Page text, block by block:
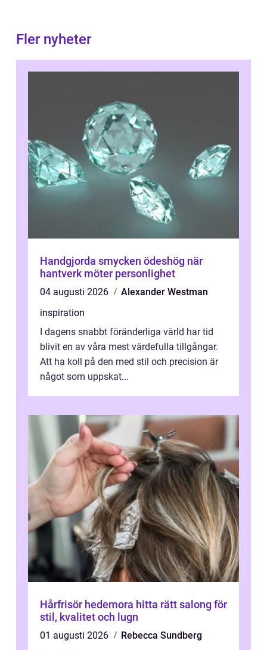
Fler nyheter
Handgjorda smycken ödeshög när
hantverk möter personlighet
04 augusti 2026
Alexander Westman
inspiration
I dagens snabbt föränderliga värld har tid
blivit en av våra mest värdefulla tillgångar.
Att ha koll på den med stil och precision är
något som uppskat...
Hårfrisör hedemora hitta rätt salong för
stil, kvalitet och lugn
01 augusti 2026
Rebecca Sundberg